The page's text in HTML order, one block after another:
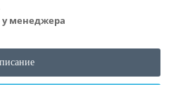
у менеджера